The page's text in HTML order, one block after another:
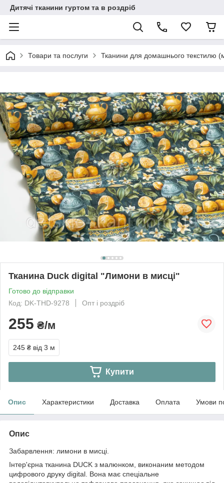
Дитячі тканини гуртом та в роздріб
Товари та послуги Тканини для домашнього текстилю
Тканина Duck digital "Лимони в мисці"
Готово до відправки
Код: DK-THD-9278
Опт і роздріб
255 ₴/м
245 ₴ від 3 м
Купити
Опис Характеристики Доставка Оплата Умови
Опис
Забарвлення: лимони в мисці.
Інтер'єрна тканина DUCK з малюнком, виконаним методом
цифрового друку digital. Вона має спеціальне